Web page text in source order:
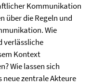
Kommunikation
über die Regeln und
Wie
verlässliche
Kontext
Wie lassen sich
zentrale Akteure